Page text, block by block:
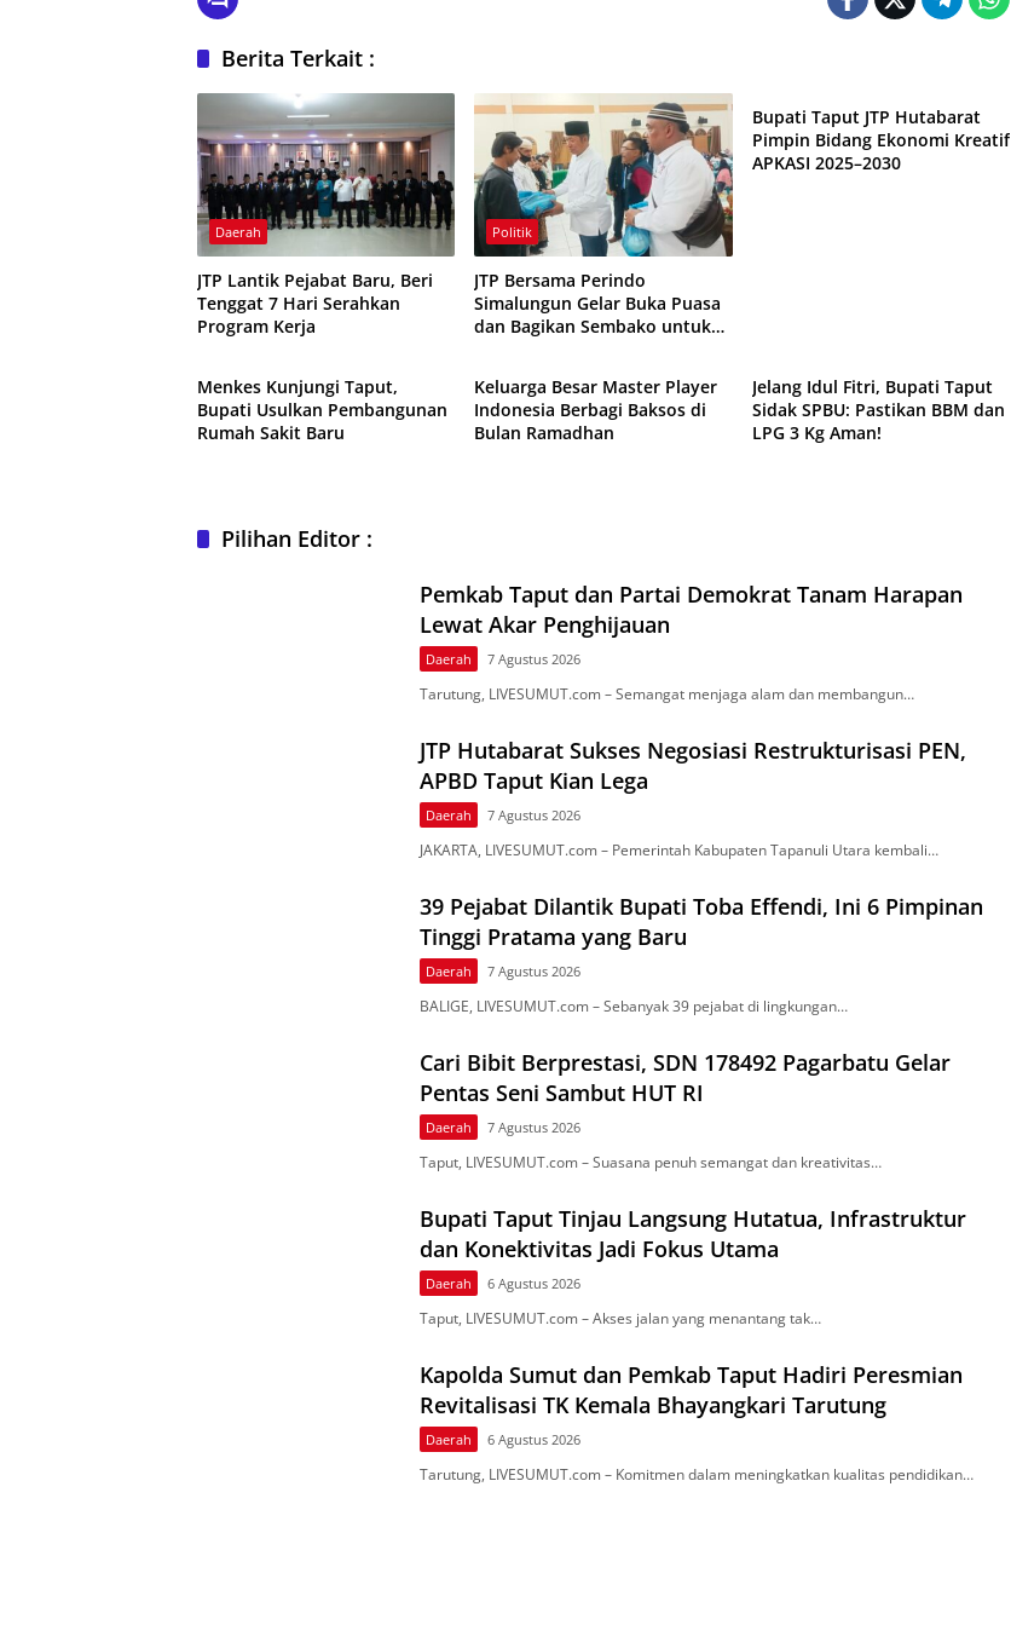
Berita Terkait :
Daerah
JTP Lantik Pejabat Baru, Beri
Tenggat 7 Hari Serahkan
Program Kerja
Politik
JTP Bersama Perindo
Simalungun Gelar Buka Puasa
dan Bagikan Sembako untuk
Bupati Taput JTP Hutabarat
Pimpin Bidang Ekonomi Kreatif
APKASI 2025–2030
Daerah
Menkes Kunjungi Taput,
Bupati Usulkan Pembangunan
Rumah Sakit Baru
Daerah
Keluarga Besar Master Player
Indonesia Berbagi Baksos di
Bulan Ramadhan
Jelang Idul Fitri, Bupati Taput
Sidak SPBU: Pastikan BBM dan
LPG 3 Kg Aman!
Pilihan Editor :
Pemkab Taput dan Partai Demokrat Tanam Harapan
Lewat Akar Penghijauan
Daerah 7 Agustus 2026
Tarutung, LIVESUMUT.com – Semangat menjaga alam dan membangun…
JTP Hutabarat Sukses Negosiasi Restrukturisasi PEN,
APBD Taput Kian Lega
Daerah 7 Agustus 2026
JAKARTA, LIVESUMUT.com – Pemerintah Kabupaten Tapanuli Utara kembali…
39 Pejabat Dilantik Bupati Toba Effendi, Ini 6 Pimpinan
Tinggi Pratama yang Baru
Daerah 7 Agustus 2026
BALIGE, LIVESUMUT.com – Sebanyak 39 pejabat di lingkungan…
Cari Bibit Berprestasi, SDN 178492 Pagarbatu Gelar
Pentas Seni Sambut HUT RI
Daerah 7 Agustus 2026
Taput, LIVESUMUT.com – Suasana penuh semangat dan kreativitas…
Bupati Taput Tinjau Langsung Hutatua, Infrastruktur
dan Konektivitas Jadi Fokus Utama
Daerah 6 Agustus 2026
Taput, LIVESUMUT.com – Akses jalan yang menantang tak…
Kapolda Sumut dan Pemkab Taput Hadiri Peresmian
Revitalisasi TK Kemala Bhayangkari Tarutung
Daerah 6 Agustus 2026
Tarutung, LIVESUMUT.com – Komitmen dalam meningkatkan kualitas pendidikan…